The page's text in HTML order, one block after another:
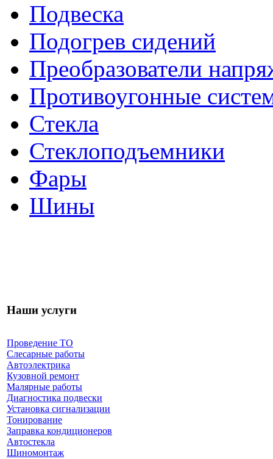
Подвеска
Подогрев сидений
Преобразователи
Противоугонные
Стекла
Стеклоподъемники
Фары
Шины
Наши услуги
Проведение ТО
Слесарные работы
Автоэлектрика
Кузовной ремонт
Малярные работы
Диагностика подвески
Установка сигнализации
Тонирование
Заправка кондиционеров
Автостекла
Шиномонтаж